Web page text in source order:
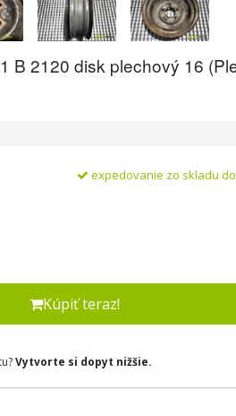
B 2120 disk plechový 16
expedovanie zo skladu
Kúpiť teraz!
Vytvorte si dopyt nižšie.